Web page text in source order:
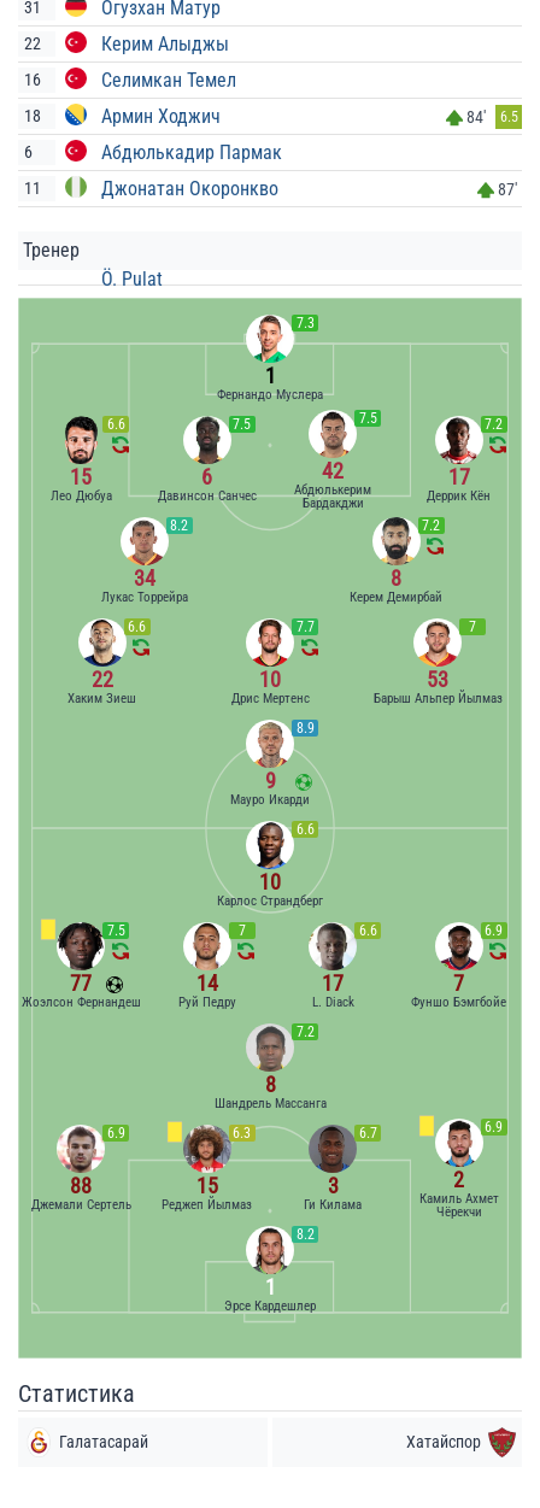
31 Огузхан Матур
22 Керим Алыджы
16 Селимкан Темел
18 Армин Ходжич 84' 6.5
6 Абдюлькадир Пармак
11 Джонатан Окоронкво 87'
Тренер
Ö. Pulat
7.3
1
Фернандо Муслера
7.2
17
Деррик Кён
7.5
42
Абдюлькерим
Бардакджи
7.5
6
Давинсон Санчес
6.6
15
Лео Дюбуа
7.2
8
Керем Демирбай
8.2
34
Лукас Торрейра
7
53
Барыш Альпер Йылмаз
7.7
10
Дрис Мертенс
6.6
22
Хаким Зиеш
8.9
9
Мауро Икарди
8.2
1
Эрсе Кардешлер
6.9
88
Джемали Сертель
6.3
15
Реджеп Йылмаз
6.7
3
Ги Килама
6.9
2
Камиль Ахмет
Чёрекчи
7.2
8
Шандрель Массанга
7.5
77
Жоэлсон Фернандеш
7
14
Руй Педру
6.6
17
L. Diack
6.9
7
Фуншо Бэмгбойе
6.6
10
Карлос Страндберг
Статистика
Галатасарай Хатайспор